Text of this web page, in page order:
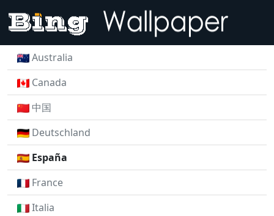
Australia
Canada
中国
Deutschland
España
France
Italia